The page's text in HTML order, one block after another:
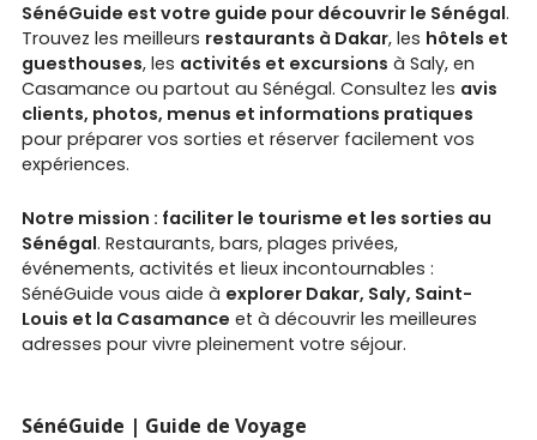
SénéGuide est votre guide pour découvrir le Sénégal.
Trouvez les meilleurs restaurants à Dakar, les hôtels et
guesthouses, les activités et excursions à Saly, en
Casamance ou partout au Sénégal. Consultez les avis
clients, photos, menus et informations pratiques
pour préparer vos sorties et réserver facilement vos
expériences.
Notre mission : faciliter le tourisme et les sorties au
Sénégal. Restaurants, bars, plages privées,
événements, activités et lieux incontournables :
SénéGuide vous aide à explorer Dakar, Saly, Saint-
Louis et la Casamance et à découvrir les meilleures
adresses pour vivre pleinement votre séjour.
SénéGuide | Guide de Voyage